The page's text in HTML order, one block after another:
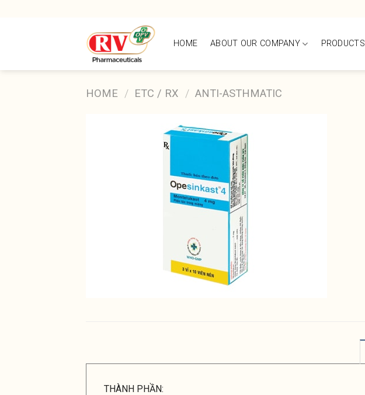
HOME ABOUT OUR COMPANY PRODUCTS
HOME / ETC / RX / ANTI-ASTHMATIC
THÀNH PHẦN: